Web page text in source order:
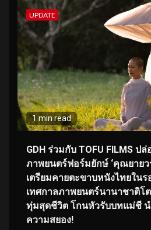
UPDATE
1 min read
GDH ร่วมกับ TOFU FILMS ป
ภาพยนตร์ฟอร์มยักษ์ ‘คุณยายว
เตรียมคายตะขาบหนังไทยใน
เทศกาลภาพยนตร์นานาชาติโ
ทุ่มสุดชีวิต โกนหัวรับบทแม่ชี
ความสยอง!